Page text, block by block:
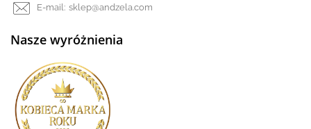
E-mail: sklep@andzela.com
Nasze wyróżnienia